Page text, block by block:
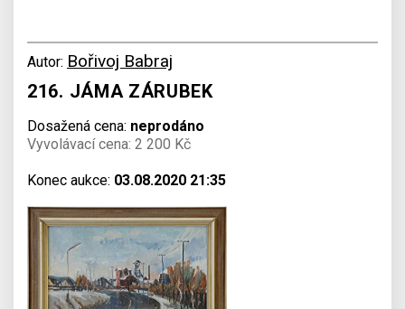
Autor: Bořivoj Babraj
216. JÁMA ZÁRUBEK
Dosažená cena: neprodáno
Vyvolávací cena: 2 200 Kč
Konec aukce: 03.08.2020 21:35